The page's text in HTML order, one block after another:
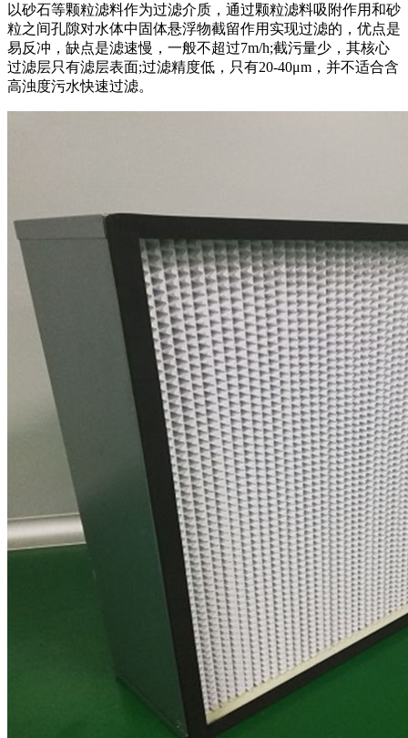
以砂石等颗粒滤料作为过滤介质，通过颗粒滤料吸附作用和砂
粒之间孔隙对水体中固体悬浮物截留作用实现过滤的，优点是
易反冲，缺点是滤速慢，一般不超过7m/h;截污量少，其核心
过滤层只有滤层表面;过滤精度低，只有20-40μm，并不适合含
高浊度污水快速过滤。